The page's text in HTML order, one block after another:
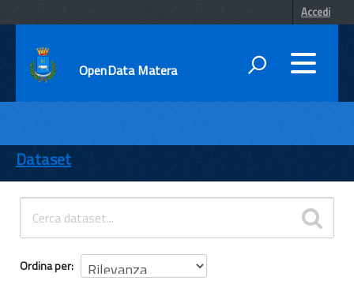
Accedi
OpenData Matera
ENTI
TEMI
INFORMAZIONI
Dataset
Ordina per